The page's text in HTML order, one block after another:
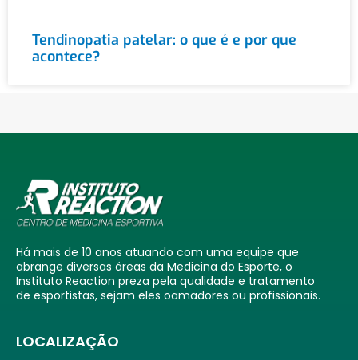
Tendinopatia patelar: o que é e por que
acontece?
Há mais de 10 anos atuando com uma equipe que
abrange diversas áreas da Medicina do Esporte, o
Instituto Reaction preza pela qualidade e tratamento
de esportistas, sejam eles oamadores ou profissionais.
LOCALIZAÇÃO